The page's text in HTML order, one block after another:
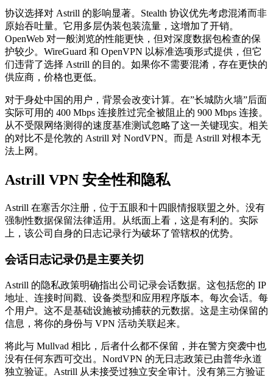
协议选择对 Astrill 的影响显著。Stealth 协议优先考虑混淆而非
原始吞吐量。它用多层伪装包装流量，这增加了开销。
OpenWeb 对一般浏览的性能更快，但对深度数据包检查的保
护较少。WireGuard 和 OpenVPN 以标准选项形式提供，但它
们违背了选择 Astrill 的目的。如果你不需要混淆，存在更快的
供应商，价格也更低。
对于身处中国的用户，背景会改变计算。在”长城防火墙”后面
实际可用的 400 Mbps 连接胜过完全被阻止的 900 Mbps 连接。
从不受限网络测得的速度基准测试忽略了这一关键现实。相关
的对比不是伦敦的 Astrill 对 NordVPN。而是 Astrill 对根本无
法上网。
Astrill VPN 安全性和隐私
Astrill 在塞舌尔注册，位于五眼和十四眼情报联盟之外。没有
强制性数据保留法律适用。从纸面上看，这是有利的。实际
上，该公司自身的日志记录行为破坏了管辖权的优势。
会话日志记录仍是主要关切
Astrill 的隐私政策明确指出公司记录会话数据。这包括您的 IP
地址、连接时间戳、设备类型和应用程序版本。每次会话。每
个用户。这不是基础设施被动捕获的元数据。这是主动保留的
信息，将你的身份与 VPN 活动关联起来。
将此与 Mullvad 相比，后者什么都不保留，并在警方突袭中也
没有任何东西可交出。NordVPN 的无日志政策已由普华永道
独立验证。Astrill 从未接受过独立安全审计。没有第三方验证